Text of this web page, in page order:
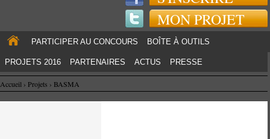
MON PROJET
PARTICIPER AU CONCOURS BOÎTE À OUTILS
PROJETS 2016 PARTENAIRES ACTUS PRESSE
Accueil › Projets › BASMA